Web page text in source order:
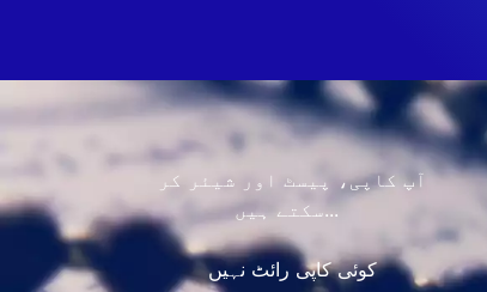
آپ کاپی، پیسٹ اور شیئر کر
سکتے ہیں...
کوئی کاپی رائٹ نہیں